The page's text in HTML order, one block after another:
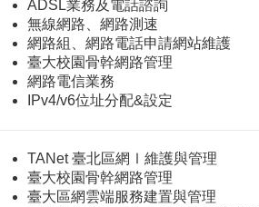
ADSL業務及電話諮詢
無線網路、網路測速
網路組、網路電話申請網站維護
臺大校園骨幹網路管理
網路電信業務
IPv4/v6位址分配&設定
TANet 臺北區網Ⅰ維護與管理
臺大校園骨幹網路管理
臺大區網雲端服務建置與管理